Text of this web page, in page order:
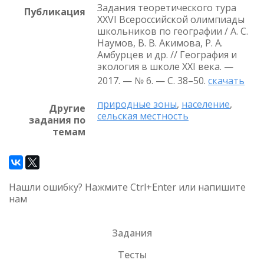
Публикация
Задания теоретического тура
XXVI Всероссийской олимпиады
школьников по географии / А. С.
Наумов, В. В. Акимова, Р. А.
Амбурцев и др. // География и
экология в школе XXI века. —
2017. — № 6. — С. 38–50. скачать
Другие
задания по
темам
природные зоны, население,
сельская местность
Нашли ошибку? Нажмите Ctrl+Enter или напишите
нам
Задания
Тесты